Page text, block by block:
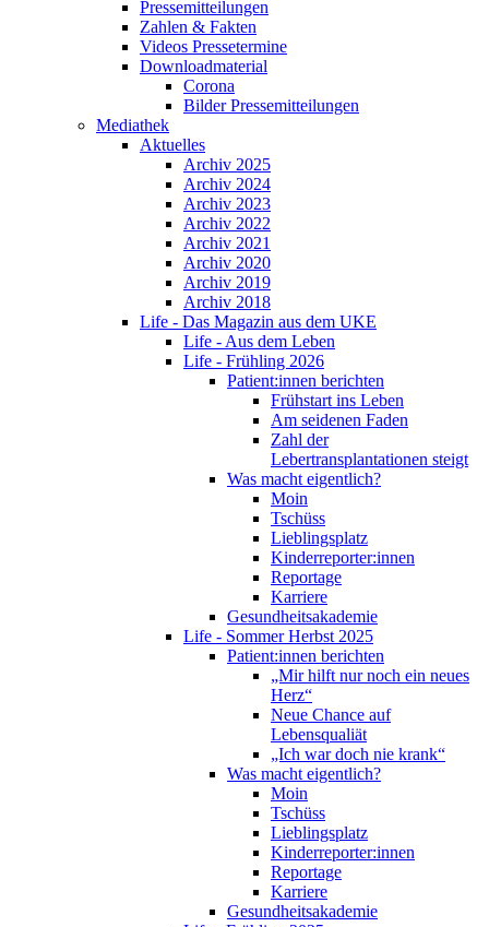
Pressemitteilungen
Zahlen & Fakten
Videos Pressetermine
Downloadmaterial
Corona
Bilder Pressemitteilungen
Mediathek
Aktuelles
Archiv 2025
Archiv 2024
Archiv 2023
Archiv 2022
Archiv 2021
Archiv 2020
Archiv 2019
Archiv 2018
Life - Das Magazin aus dem UKE
Life - Aus dem Leben
Life - Frühling 2026
Patient:innen berichten
Frühstart ins Leben
Am seidenen Faden
Zahl der
Lebertransplantationen steigt
Was macht eigentlich?
Moin
Tschüss
Lieblingsplatz
Kinderreporter:innen
Reportage
Karriere
Gesundheitsakademie
Life - Sommer Herbst 2025
Patient:innen berichten
„Mir hilft nur noch ein neues
Herz“
Neue Chance auf
Lebensqualiät
„Ich war doch nie krank“
Was macht eigentlich?
Moin
Tschüss
Lieblingsplatz
Kinderreporter:innen
Reportage
Karriere
Gesundheitsakademie